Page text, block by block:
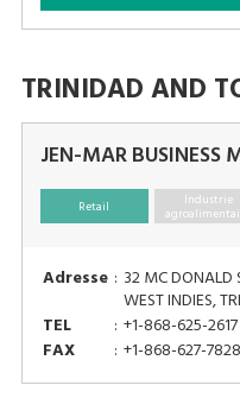
TRINIDAD AND
JEN-MAR BUSINESS
Retail Industrie
Adresse : 32 MC DONALD
WEST INDIES,
TEL
: +1-868-625-2617
FAX
: +1-868-627-7828